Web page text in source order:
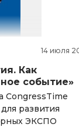
14 июля
Как
событие»
CongressTime
развития
ЭКСПО